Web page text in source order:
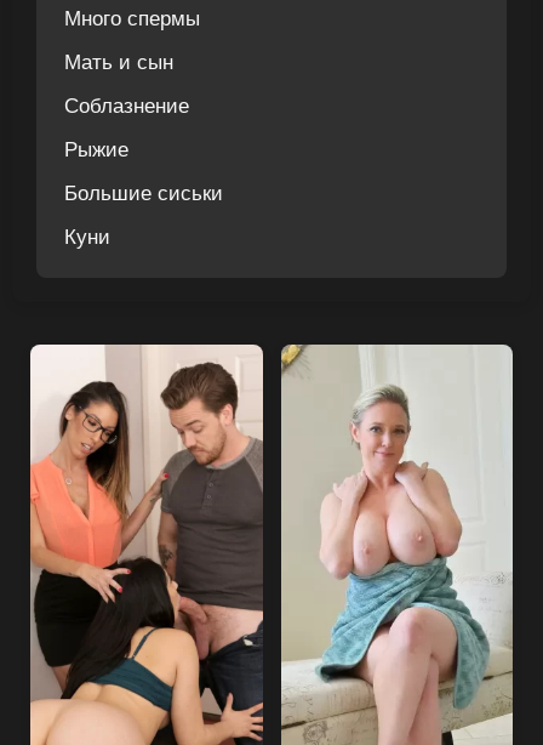
Много спермы
Мать и сын
Соблазнение
Рыжие
Большие сиськи
Куни